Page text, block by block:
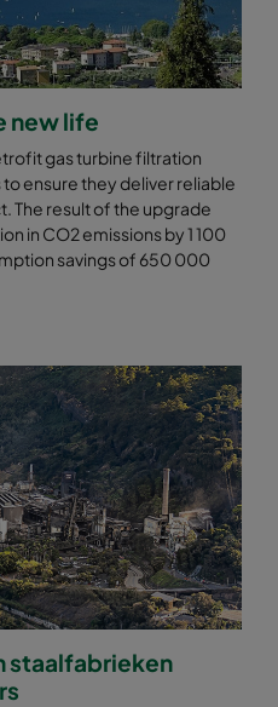
new life
gas turbine filtration
ensure they deliver reliable
The result of the upgrade
in CO2 emissions by 1 100
savings of 650 000
staalfabrieken